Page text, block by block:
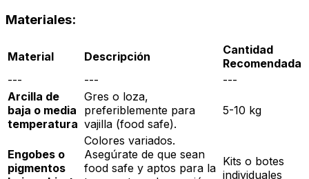
Materiales:
Material Descripción
Cantidad
Recomendada
---
---
---
Arcilla de
baja o media
temperatura
Gres o loza,
preferiblemente para
vajilla (food safe).
5-10 kg
Engobes o
pigmentos
Colores variados.
Asegúrate de que sean
food safe y aptos para la Kits o botes
individuales